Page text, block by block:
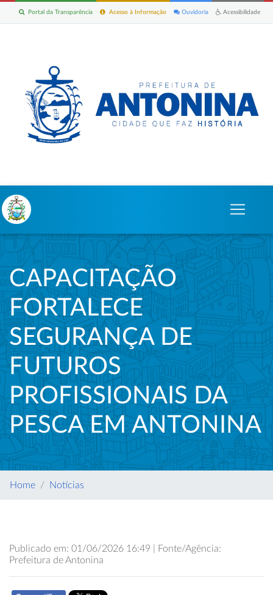
Acessibilidade
Ouvidoria
Acesso à Informação
Portal da Transparência
CAPACITAÇÃO
FORTALECE
SEGURANÇA DE
FUTUROS
PROFISSIONAIS DA
PESCA EM ANTONINA
Home Notícias
Publicado em: 01/06/2026 16:49 | Fonte/Agência:
Prefeitura de Antonina